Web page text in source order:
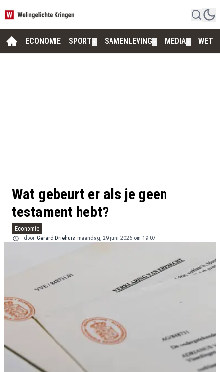
ECONOMIE SPORT SAMENLEVING MEDIA
Wat gebeurt er als je geen
testament hebt?
Economie
door Gerard Driehuis maandag, 29 juni 2026 om 19:07